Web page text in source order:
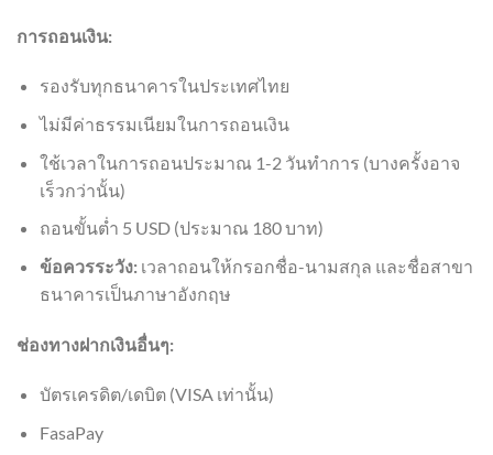
การถอนเงิน:
รองรับทุกธนาคารในประเทศไทย
ไม่มีค่าธรรมเนียมในการถอนเงิน
ใช้เวลาในการถอนประมาณ 1-2 วันทำการ (บางครั้งอาจ
เร็วกว่านั้น)
ถอนขั้นต่ำ 5 USD (ประมาณ 180 บาท)
ข้อควรระวัง:เวลาถอนให้กรอกชื่อ-นามสกุล และชื่อสาขา
ธนาคารเป็นภาษาอังกฤษ
ช่องทางฝากเงินอื่นๆ:
บัตรเครดิต/เดบิต (VISA เท่านั้น)
FasaPay